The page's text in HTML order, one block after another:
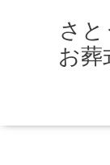
さと
お葬